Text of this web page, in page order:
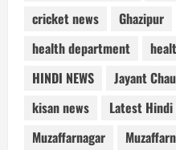
cricket news
Ghazipur
health department
HINDI NEWS
Jayant
kisan news
Latest Hindi
Muzaffarnagar